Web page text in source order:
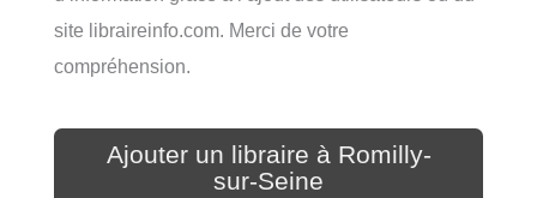
site libraireinfo.com. Merci de votre
compréhension.
Ajouter un libraire à Romilly-
sur-Seine